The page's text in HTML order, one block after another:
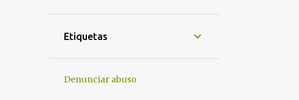
abr 17
Etiquetas
Denunciar abuso